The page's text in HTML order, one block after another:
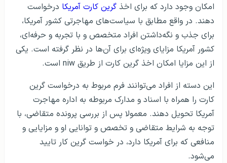
امکان وجود دارد که برای اخذ گرین کارت آمریکا درخواست
دهند. در واقع مطابق با سیاست‌های مهاجرتی کشور آمریکا،
برای جذب و نگه‌داشتن افراد متخصص و با تجربه و حرفه‌ای،
کشور آمریکا مزایای ویژه‌ای برای آن‌ها در نظر گرفته است. یکی
از این مزایا امکان اخذ گرین کارت از طریق niw است.
این دسته از افراد می‌توانند فرم مربوط به درخواست گرین
کارت را همراه با اسناد و مدارک مربوطه به اداره مهاجرت
آمریکا تحویل دهند. معمولا پس از بررسی پرونده متقاضی، با
توجه به شرایط متقاضی و تخصص و توانایی او و مزایایی و
منافعی که برای آمریکا دارد، در خواست گرین کار تایید
می‌شود.